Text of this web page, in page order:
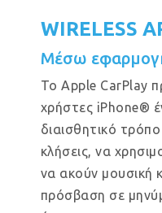
WIRELESS
Μέσω
Το Apple CarPlay
χρήστες iPhone®
διαισθητικό
κλήσεις, να
να ακούν μουσική
πρόσβαση σε